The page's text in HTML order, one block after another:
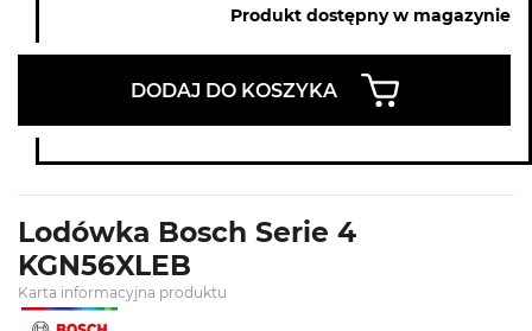
Produkt dostępny w magazynie
DODAJ DO KOSZYKA
Lodówka Bosch Serie 4
KGN56XLEB
Karta informacyjna produktu